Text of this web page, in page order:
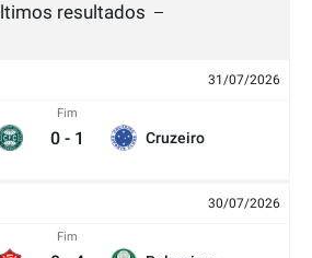
resultados
31/07/2026
Fim
0 - 1 Cruzeiro
30/07/2026
Fim